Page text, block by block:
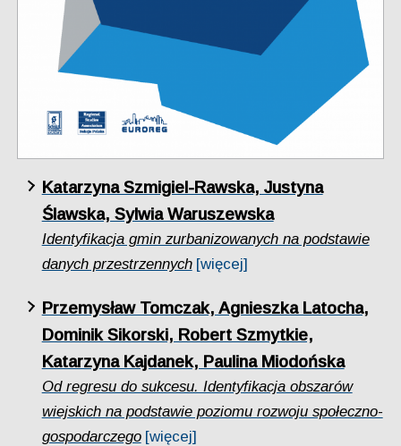
Katarzyna Szmigiel-Rawska, Justyna
Ślawska, Sylwia Waruszewska
Identyfikacja gmin zurbanizowanych na podstawie
danych przestrzennych [więcej]
Przemysław Tomczak, Agnieszka Latocha,
Dominik Sikorski, Robert Szmytkie,
Katarzyna Kajdanek, Paulina Miodońska
Od regresu do sukcesu. Identyfikacja obszarów
wiejskich na podstawie poziomu rozwoju społeczno-
gospodarczego [więcej]